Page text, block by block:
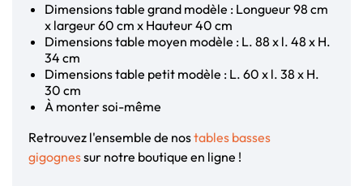
Dimensions table grand modèle : Longueur 98 cm
x largeur 60 cm x Hauteur 40 cm
Dimensions table moyen modèle : L. 88 x l. 48 x H.
34 cm
Dimensions table petit modèle : L. 60 x l. 38 x H.
30 cm
À monter soi-même
Retrouvez l'ensemble de nostables basses
gigognessur notre boutique en ligne !